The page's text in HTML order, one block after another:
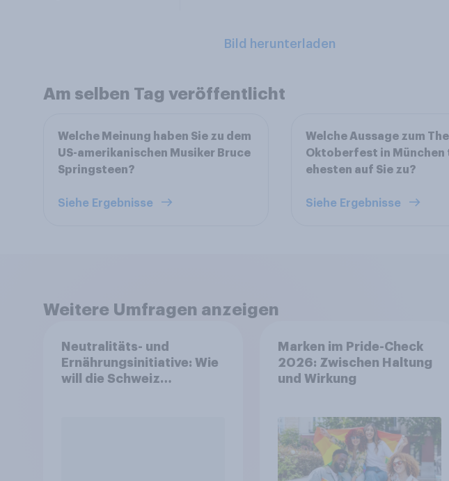
Bild herunterladen
Am selben Tag veröffentlicht
Welche Meinung haben Sie zu dem
US-amerikanischen Musiker Bruce
Springsteen?
Siehe Ergebnisse
Welche Aussage zum
Oktoberfest in
ehesten auf Sie zu?
Siehe Ergebnisse
Weitere Umfragen anzeigen
Neutralitäts- und
Ernährungsinitiative: Wie
will die Schweiz
Marken im Pride-Check
2026: Zwischen Haltung
und Wirkung